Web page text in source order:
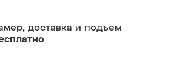
доставка и подъем